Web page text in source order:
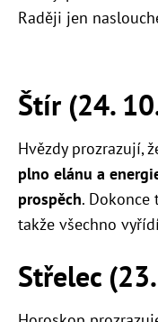
Raději jen
Štír (24.
Hvězdy prozrazují,
plno elánu a
prospěch.
takže všechno
Střelec